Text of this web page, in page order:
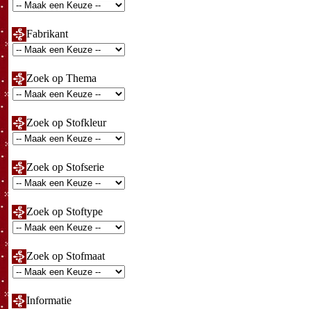
Fabrikant
Zoek op Thema
Zoek op Stofkleur
Zoek op Stofserie
Zoek op Stoftype
Zoek op Stofmaat
Informatie